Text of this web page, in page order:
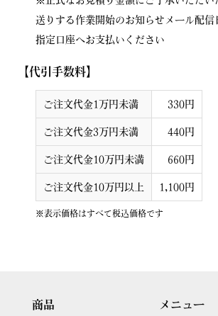
送りする作業開始のお知らせメール配信
指定口座へお支払いください
【代引手数料】
ご注文代金1万円未満 330円
ご注文代金3万円未満 440円
ご注文代金10万円未満 660円
ご注文代金10万円以上 1,100円
※表示価格はすべて税込価格です
商品 メニュー